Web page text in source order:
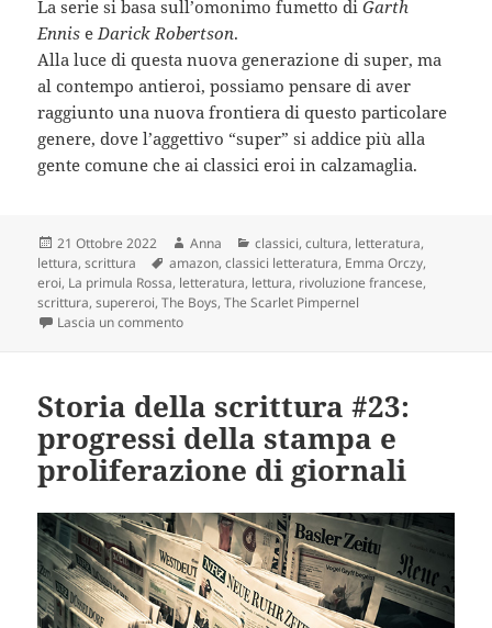
La serie si basa sull’omonimo fumetto diGarth
Ennis e Darick Robertson.
Alla luce di questa nuova generazione di super, ma
al contempo antieroi, possiamo pensare di aver
raggiunto una nuova frontiera di questo particolare
genere, dove l’aggettivo “super” si addice più alla
gente comune che ai classici eroi in calzamaglia.
Scritto
il
21 Ottobre 2022 Autore
Anna Categorie
classici,cultura, letteratura,
lettura,scrittura Tag
amazon,classici letteratura, Emma Orczy,
eroi, La primula Rossa, letteratura, lettura, rivoluzione francese,
scrittura,supereroi,The Boys,The Scarlet Pimpernel
Lascia un commentosu I supereroi della letteratura: “La Primula Rossa”
Storia della scrittura #23:
progressi della stampa e
proliferazione di giornali